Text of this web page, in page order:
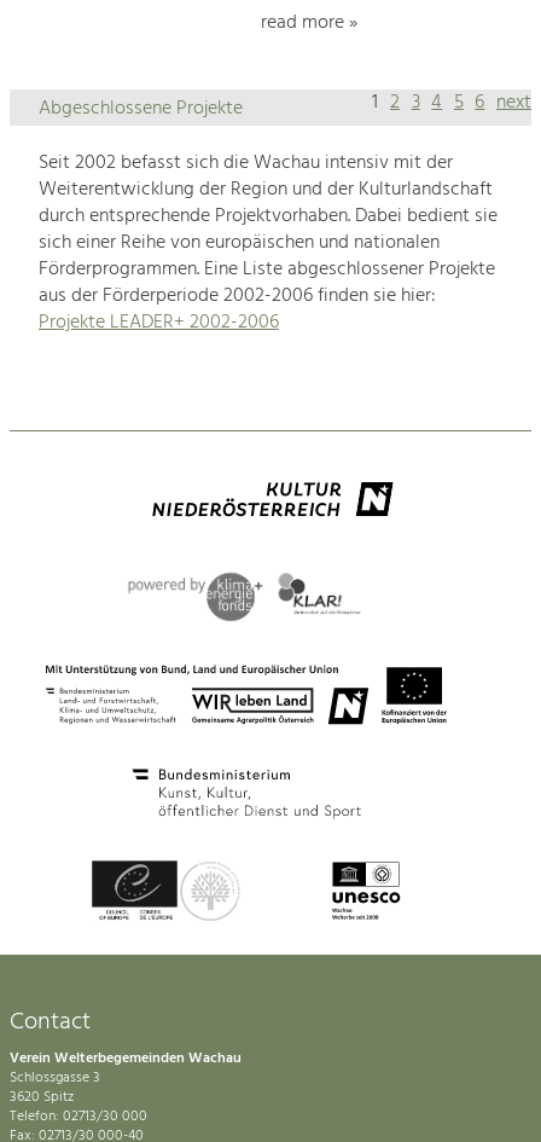
read more »
1 2 3 4 5 6 next
Abgeschlossene Projekte
Seit 2002 befasst sich die Wachau intensiv mit der
Weiterentwicklung der Region und der Kulturlandschaft
durch entsprechende Projektvorhaben. Dabei bedient sie
sich einer Reihe von europäischen und nationalen
Förderprogrammen. Eine Liste abgeschlossener Projekte
aus der Förderperiode 2002-2006 finden sie hier:
Projekte LEADER+ 2002-2006
Contact
Verein Welterbegemeinden Wachau
Schlossgasse 3
3620 Spitz
Telefon: 02713/30 000
Fax: 02713/30 000-40